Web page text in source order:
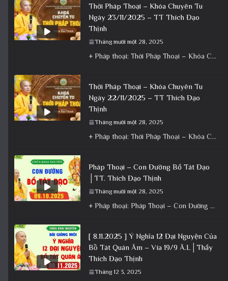
Thời Pháp Thoại – Khóa Chuyên Tu
Ngày 23/11/2025 – TT Thích Đạo
Thịnh
Tháng mười một 28, 2025
+ Pháp thoại: Thời Pháp Thoại – Khóa Chuyên Tu Ngày 23/11/2025 – TT Thích Đạo Thịnh + Album: Pháp
Thời Pháp Thoại – Khóa Chuyên Tu
Ngày 22/11/2025 – TT Thích Đạo
Thịnh
Tháng mười một 28, 2025
+ Pháp thoại: Thời Pháp Thoại – Khóa Chuyên Tu Ngày 22/11/2025 – TT Thích Đạo Thịnh + Album: Pháp
Pháp Thoại – Con Đường Bồ Tát Đạo
│TT. Thích Đạo Thịnh
Tháng mười một 28, 2025
+ Pháp thoại: Pháp Thoại – Con Đường Bồ Tát Đạo │TT. Thích Đạo Thịnh + Album: Pháp Thoại +
[ 8.11.2025 ] Ý Nghĩa 12 Đại Nguyện Của
Bồ Tát Quán Âm – Vía 19/9 Â.L│Thầy
Thích Đạo Thịnh
Tháng 12 3, 2025